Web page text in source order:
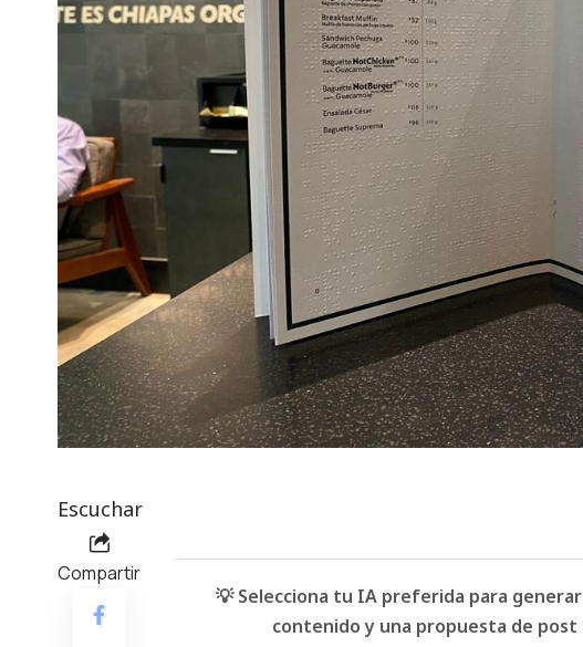
Escuchar
Compartir
💡 Selecciona tu IA preferida para
contenido y una propuesta de post